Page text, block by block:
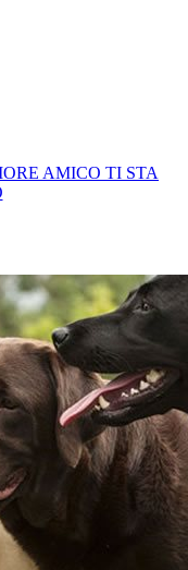
AMICO TI STA